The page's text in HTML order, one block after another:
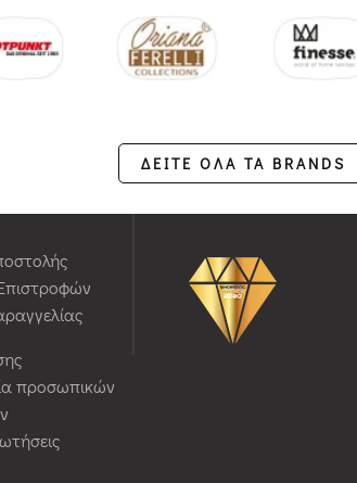
ΔΕΙΤΕ ΟΛΑ ΤΑ BRANDS
προσωπικών